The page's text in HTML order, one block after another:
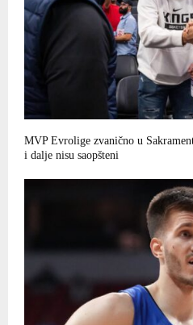
MVP Evrolige zvanično u
i dalje nisu saopšteni